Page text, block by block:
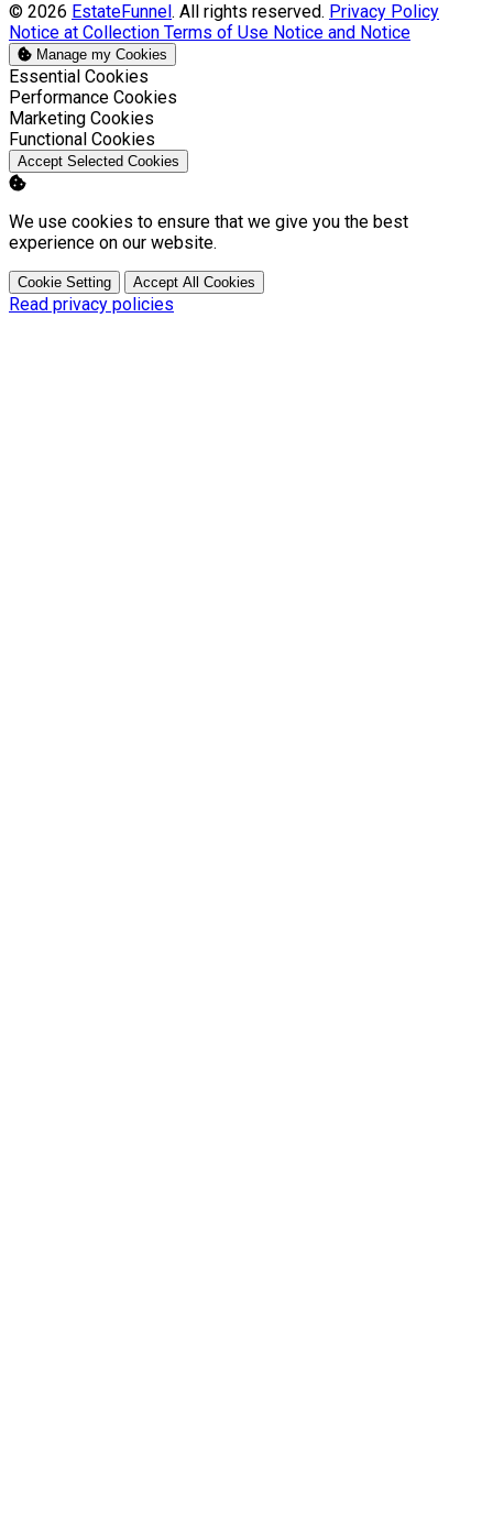
© 2026 EstateFunnel. All rights reserved. Privacy Policy
Notice at Collection Terms of Use Notice and Notice
Manage my Cookies
Enable
Essential Cookies
Enable
Performance Cookies
Enable
Marketing Cookies
Enable
Functional Cookies
Accept Selected Cookies
We use cookies to ensure that we give you the best
experience on our website.
Cookie Setting Accept All Cookies
Read privacy policies